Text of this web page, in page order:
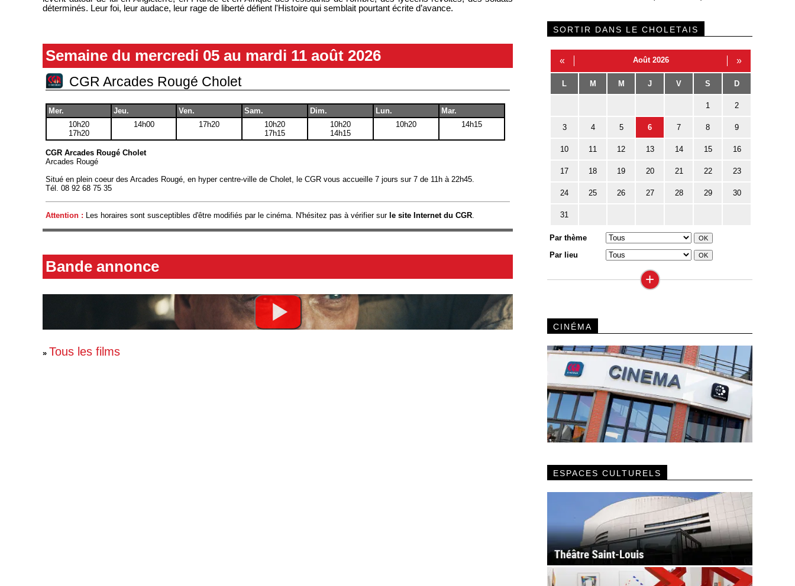
déterminés. Leur foi, leur audace, leur rage de liberté défient l'Histoire qui semblait pourtant écrite d’avance.
Semaine du mercredi 05 au mardi 11 août 2026
CGR Arcades Rougé Cholet
Mer. Jeu. Ven. Sam. Dim. Lun.
Mar.
10h20
17h20
14h00 17h20
10h20
17h15
10h20
14h15
10h20 14h15
CGR Arcades Rougé Cholet
Arcades Rougé
Situé en plein coeur des Arcades Rougé, en hyper centre-ville de Cholet, le CGR vous accueille 7 jours sur 7 de 11h à 22h45.
Tél. 08 92 68 75 35
Attention : Les horaires sont susceptibles d'être modifiés par le cinéma. N'hésitez pas à vérifier sur le site Internet du CGR.
Bande annonce
» Tous les films
SORTIR DANS LE CHOLETAIS
« Août 2026 »
L M M J V S D
1 2
3 4 5 6 7 8 9
10 11 12 13 14 15 16
17 18 19 20 21 22 23
24 25 26 27 28 29 30
31
Par thème
Par lieu
+
CINÉMA
ESPACES CULTURELS